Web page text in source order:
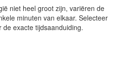
niet heel groot zijn, variëren de
minuten van elkaar. Selecteer
de exacte tijdsaanduiding.